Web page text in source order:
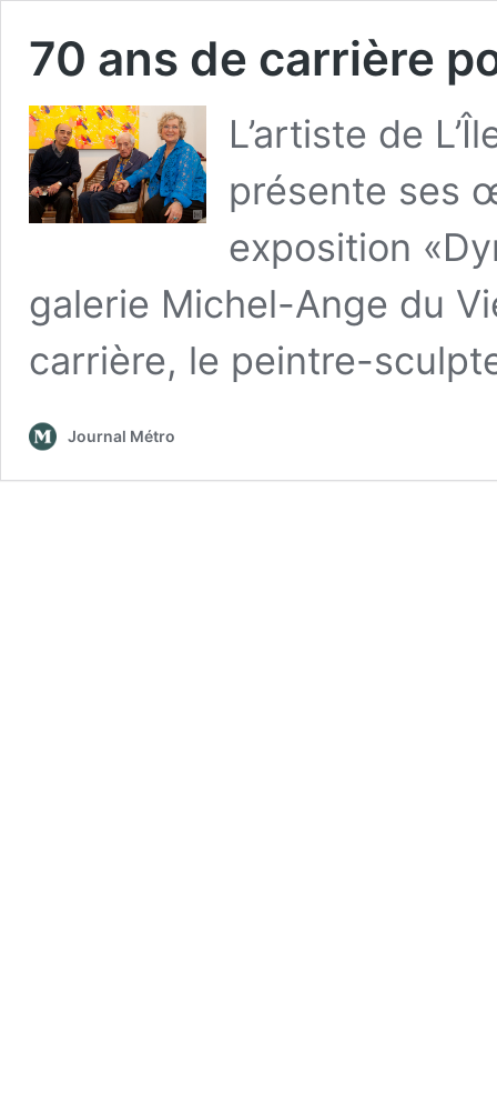
70 ans de carrière
L’artiste de
présente ses
exposition
galerie Michel-Ange du
carrière, le peintre-
Journal Métro